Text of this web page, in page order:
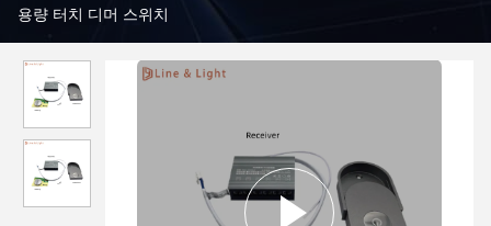
용량 터치 디머 스위치